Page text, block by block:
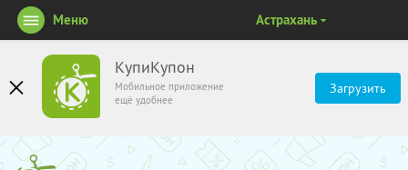
КупиКупон
Мобильное приложение
ещё удобнее
Загрузить
Меню Астрахань